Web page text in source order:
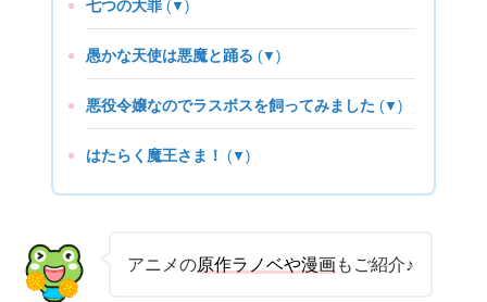
七つの大罪 (▼)
愚かな天使は悪魔と踊る (▼)
悪役令嬢なのでラスボスを飼ってみました (▼)
はたらく魔王さま！ (▼)
アニメの原作ラノベや漫画もご紹介♪